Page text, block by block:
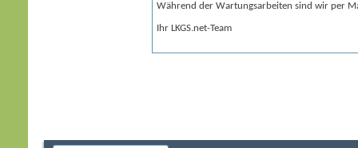
Während der Wartungsarbeiten sind wir per
Ihr LKGS.net-Team